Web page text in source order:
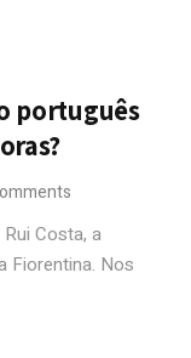
português
Costa, a
Fiorentina. Nos